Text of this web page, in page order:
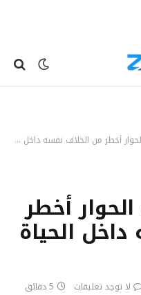
من الخلاف نفسه داخل الحياة الزوجية؟
أخطر
الحياة
لا توجد تعليقات 5 دقائق